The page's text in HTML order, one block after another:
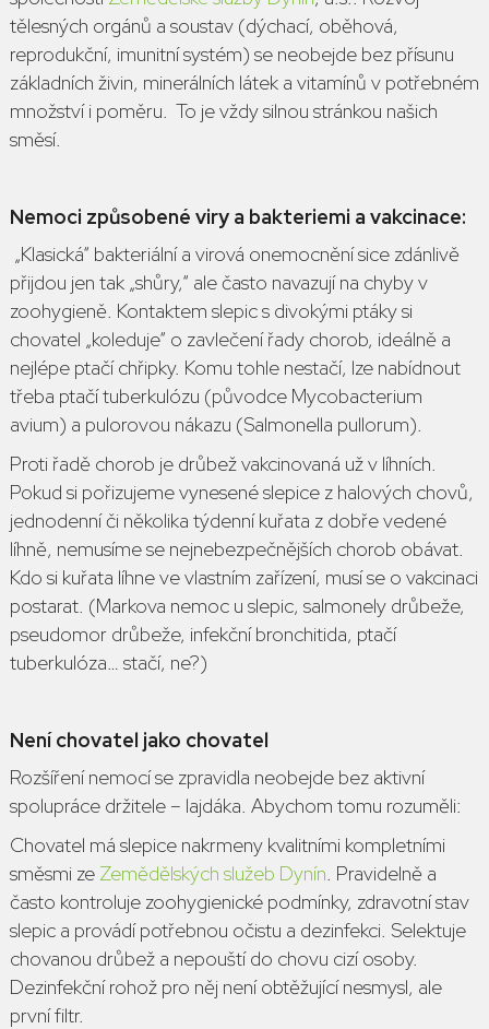
tělesných orgánů a soustav (dýchací, oběhová,
reprodukční, imunitní systém) se neobejde bez přísunu
základních živin, minerálních látek a vitamínů v potřebném
množství i poměru. To je vždy silnou stránkou našich
směsí.
Nemoci způsobené viry a bakteriemi a vakcinace:
„Klasická“ bakteriální a virová onemocnění sice zdánlivě
přijdou jen tak „shůry,“ ale často navazují na chyby v
zoohygieně. Kontaktem slepic s divokými ptáky si
chovatel „koleduje“ o zavlečení řady chorob, ideálně a
nejlépe ptačí chřipky. Komu tohle nestačí, lze nabídnout
třeba ptačí tuberkulózu (původce Mycobacterium
avium) a pulorovou nákazu (Salmonella pullorum).
Proti řadě chorob je drůbež vakcinovaná už v líhních.
Pokud si pořizujeme vynesené slepice z halových chovů,
jednodenní či několika týdenní kuřata z dobře vedené
líhně, nemusíme se nejnebezpečnějších chorob obávat.
Kdo si kuřata líhne ve vlastním zařízení, musí se o vakcinaci
postarat. (Markova nemoc u slepic, salmonely drůbeže,
pseudomor drůbeže, infekční bronchitida, ptačí
tuberkulóza… stačí, ne?)
Není chovatel jako chovatel
Rozšíření nemocí se zpravidla neobejde bez aktivní
spolupráce držitele – lajdáka. Abychom tomu rozuměli:
Chovatel má slepice nakrmeny kvalitními kompletními
směsmi ze Zemědělských služeb Dynín Pravidelně a
často kontroluje zoohygienické podmínky, zdravotní stav
slepic a provádí potřebnou očistu a dezinfekci. Selektuje
chovanou drůbež a nepouští do chovu cizí osoby.
Dezinfekční rohož pro něj není obtěžující nesmysl, ale
první filtr.